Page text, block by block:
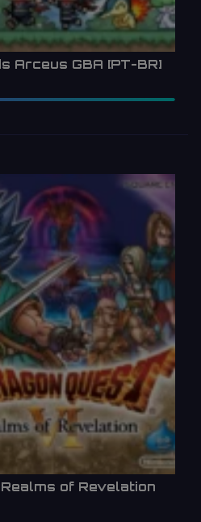
Arceus GBA [PT-BR]
of Revelation